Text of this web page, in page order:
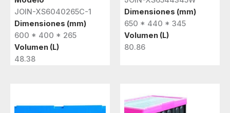
JOIN-XS6040265C-1
Dimensiones (mm)
600 * 400 * 265
Volumen (L)
48.38
Dimensiones (mm)
650 * 440 * 345
Volumen (L)
80.86